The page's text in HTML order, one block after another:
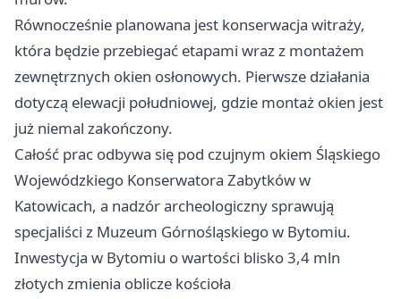
Równocześnie planowana jest konserwacja witraży,
która będzie przebiegać etapami wraz z montażem
zewnętrznych okien osłonowych. Pierwsze działania
dotyczą elewacji południowej, gdzie montaż okien jest
już niemal zakończony.
Całość prac odbywa się pod czujnym okiem Śląskiego
Wojewódzkiego Konserwatora Zabytków w
Katowicach, a nadzór archeologiczny sprawują
specjaliści z Muzeum Górnośląskiego w Bytomiu.
Inwestycja w Bytomiu o wartości blisko 3,4 mln
złotych zmienia oblicze kościoła